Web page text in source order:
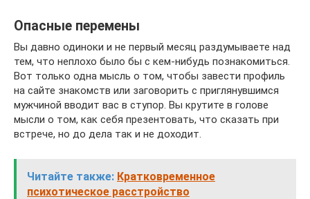
Опасные перемены
Вы давно одиноки и не первый месяц раздумываете над
тем, что неплохо было бы с кем-нибудь познакомиться.
Вот только одна мысль о том, чтобы завести профиль
на сайте знакомств или заговорить с приглянувшимся
мужчиной вводит вас в ступор. Вы крутите в голове
мысли о том, как себя презентовать, что сказать при
встрече, но до дела так и не доходит.
Читайте также: Кратковременное
психотическое расстройство